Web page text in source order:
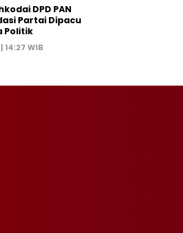
DPD PAN
Partai Dipacu
Politik
14:27 WIB